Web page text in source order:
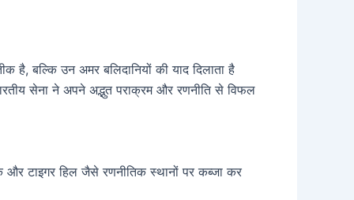
है, बल्कि उन अमर बलिदानियों की याद दिलाता है
सेना ने अपने अद्भुत पराक्रम और रणनीति से विफल
टाइगर हिल जैसे रणनीतिक स्थानों पर कब्जा कर